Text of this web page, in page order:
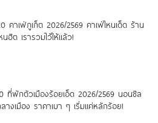
คาเฟ่ภูเก็ต 2026/2569 คาเฟ่ไหนเด็ด ร้าน
นฮิต เรารวมไว้ให้แล้ว!
ที่พักตัวเมืองร้อยเอ็ด 2026/2569 นอนชิล
างเมือง ราคาเบา ๆ เริ่มแค่หลักร้อย!